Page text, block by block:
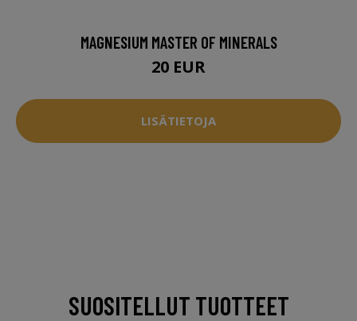
MAGNESIUM MASTER OF MINERALS
20 EUR
LISÄTIETOJA
SUOSITELLUT TUOTTEET